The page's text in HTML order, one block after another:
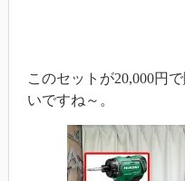
このセットが20,000円
いですね～。